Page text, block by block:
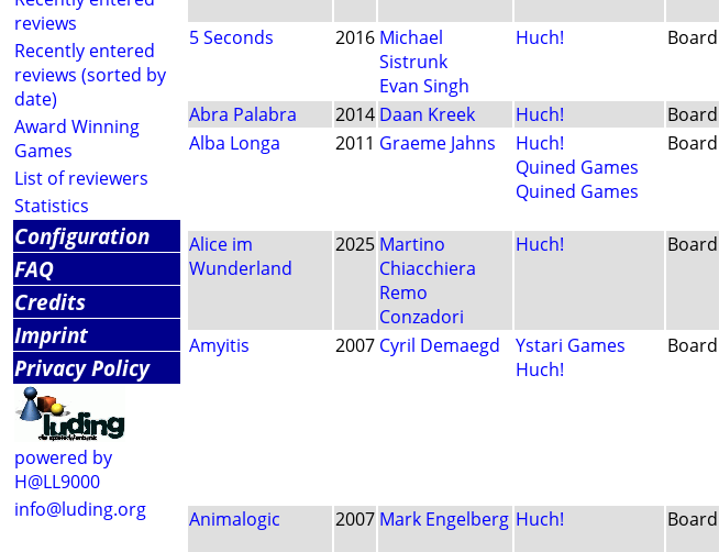
reviews
Recently entered
reviews (sorted by
date)
Award Winning
Games
List of reviewers
Statistics
Configuration
FAQ
Credits
Imprint
Privacy Policy
powered by
H@LL9000
info@luding.org
5 Seconds
2016 Michael
Sistrunk
Evan Singh
Huch! Board
Abra Palabra 2014 Daan Kreek Huch! Board
Alba Longa
2011 Graeme Jahns
Huch!
Quined Games
Quined Games
Board
Alice im
Wunderland
2025 Martino
Chiacchiera
Remo
Conzadori
Huch! Board
Amyitis 2007 Cyril Demaegd
Ystari Games
Huch!
Board
Animalogic 2007 Mark Engelberg Huch! Board